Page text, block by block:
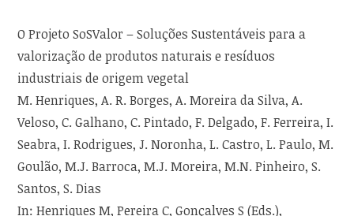
O Projeto SoSValor – Soluções Sustentáveis para a
valorização de produtos naturais e resíduos
industriais de origem vegetal
M. Henriques, A. R. Borges, A. Moreira da Silva, A.
Veloso, C. Galhano, C. Pintado, F. Delgado, F. Ferreira, I.
Seabra, I. Rodrigues, J. Noronha, L. Castro, L. Paulo, M.
Goulão, M.J. Barroca, M.J. Moreira, M.N. Pinheiro, S.
Santos, S. Dias
In: Henriques M, Pereira C, Gonçalves S (Eds.),